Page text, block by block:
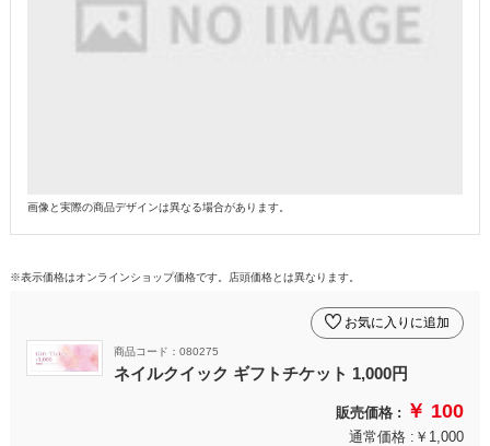
画像と実際の商品デザインは異なる場合があります。
※表示価格はオンラインショップ価格です。店頭価格とは異なります。
商品コード：080275
ネイルクイック ギフトチケット 1,000円
お気に入りに追加
販売価格 : ￥ 100
通常価格 :￥1,000